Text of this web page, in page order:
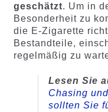
geschätzt. Um in
Besonderheit zu
die E-Zigarette
Bestandteile,
regelmäßig zu
Lesen Sie
Chasing
sollten Sie